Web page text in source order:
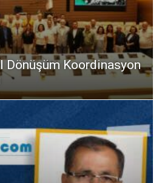
Dönüşüm Koordinasyon